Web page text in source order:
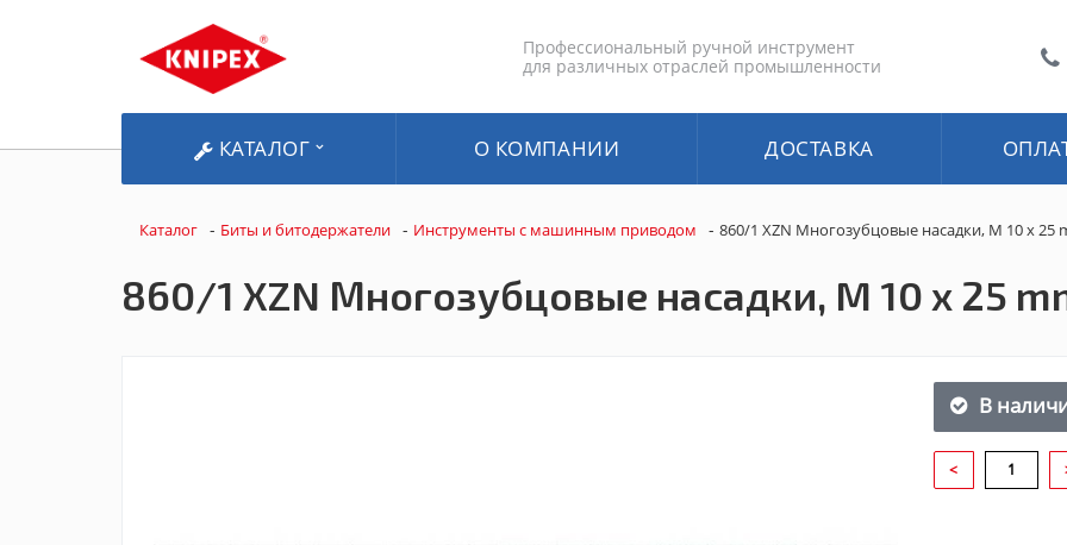
Профессиональный ручной инструмент
для различных отраслей промышленности
КАТАЛОГ О КОМПАНИИ ДОСТАВКА
Каталог - Биты и битодержатели - Инструменты с машинным приводом - 860/1 XZN Многозубцовые насадки, M 10 x 25
860/1 XZN Многозубцовые насадки, M 10 x 25
В
<